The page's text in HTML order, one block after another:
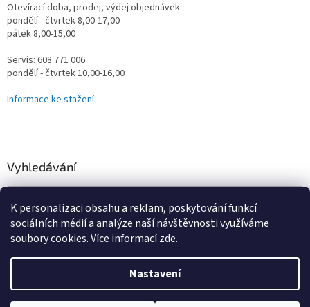
K personalizaci obsahu a reklam, poskytování funkcí
sociálních médií a analýze naší návštěvnosti využíváme
soubory cookies. Více informacízde.
Nastavení
Omlouváme se za určité komplikace s naším e-shopem, vzniklé
převodem na nový systém, vše řešíme a vyřešíme! Děkujeme za
Otevírací doba, prodej, výdej objednávek:
pondělí - čtvrtek 8,00-17,00
pátek 8,00-15,00
Servis: 608 771 006
pondělí - čtvrtek 10,00-16,00
Informace ke stažení
Vyhledávání
HLEDAT